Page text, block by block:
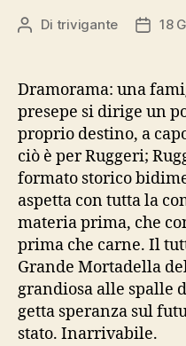
Autore
Di trivigante
Data
18
Dramorama: una
presepe si dirige un
proprio destino, a
ciò è per Ruggeri;
formato storico
aspetta con tutta la
materia prima, che
prima che carne. Il
Grande Mortadella
grandiosa alle spalle
getta speranza sul
stato. Inarrivabile.